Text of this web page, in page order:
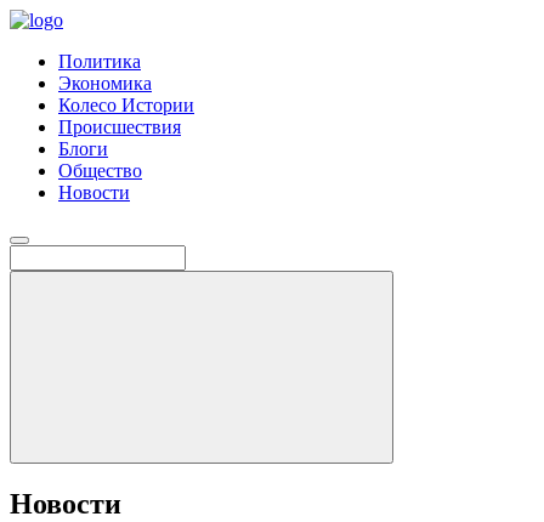
Политика
Экономика
Колесо Истории
Происшествия
Блоги
Общество
Новости
Новости